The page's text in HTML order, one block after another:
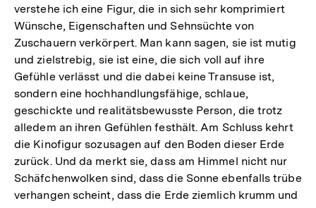
verstehe ich eine Figur, die in sich sehr komprimiert
Wünsche, Eigenschaften und Sehnsüchte von
Zuschauern verkörpert. Man kann sagen, sie ist mutig
und zielstrebig, sie ist eine, die sich voll auf ihre
Gefühle verlässt und die dabei keine Transuse ist,
sondern eine hochhandlungsfähige, schlaue,
geschickte und realitätsbewusste Person, die trotz
alledem an ihren Gefühlen festhält. Am Schluss kehrt
die Kinofigur sozusagen auf den Boden dieser Erde
zurück. Und da merkt sie, dass am Himmel nicht nur
Schäfchenwolken sind, dass die Sonne ebenfalls trübe
verhangen scheint, dass die Erde ziemlich krumm und